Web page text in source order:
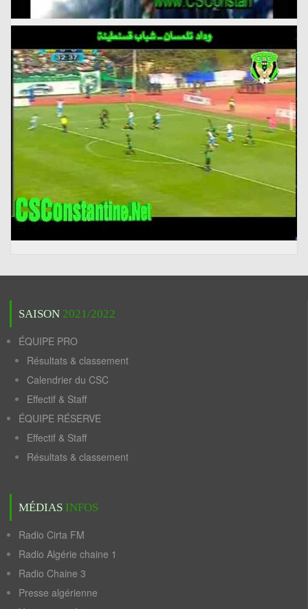
SAISON 2021/2022
ÉQUIPE PRO
Résultats & classement
Calendrier du CSC
Effectif & Staff
ÉQUIPE RÉSERVE
Effectif & Staff
Résultats & classement
MÉDIAS INFOS
Radio Cirta FM
Radio Algérie chaine 1
Radio Chaine 3
Presse algérienne